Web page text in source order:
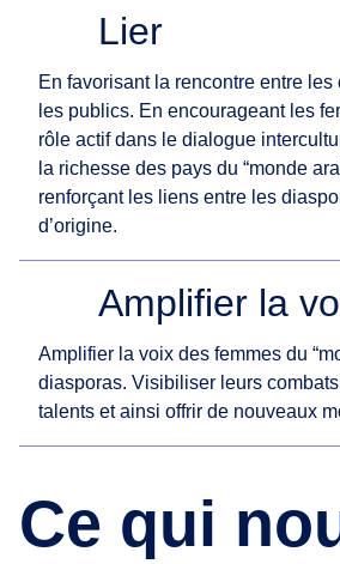
Lier
En favorisant la rencontre entre les
les publics. En encourageant les
rôle actif dans le dialogue
la richesse des pays du “monde
renforçant les liens entre les
d’origine.
Amplifier la
Amplifier la voix des femmes du
diasporas. Visibiliser leurs
talents et ainsi offrir de nouveaux
Ce qui